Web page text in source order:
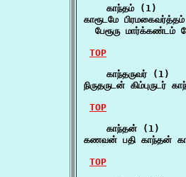
    காந்தம் (1)
காரூடமே
பேரூரு மார்க்கண்டம்
TOP
    காந்தருவர் (1)
நிருதருடன்
TOP
    காந்தன் (1)
கணவன் பதி காந்தன்
TOP